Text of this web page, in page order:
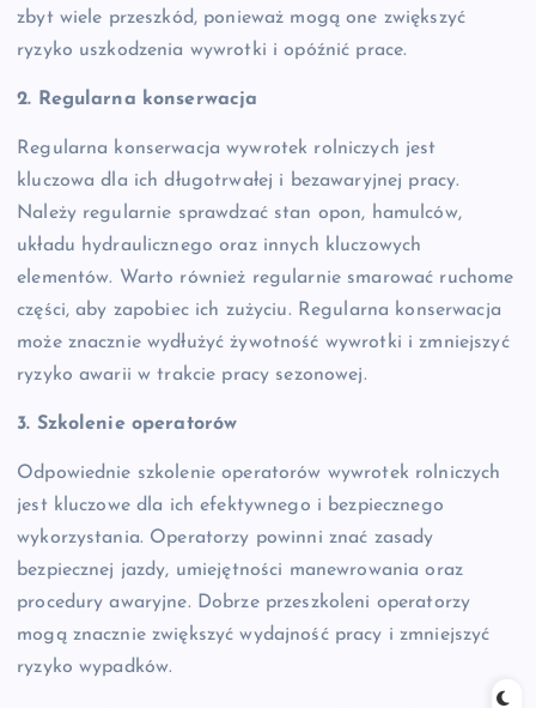
zbyt wiele przeszkód, ponieważ mogą one zwiększyć
ryzyko uszkodzenia wywrotki i opóźnić prace.
2. Regularna konserwacja
Regularna konserwacja wywrotek rolniczych jest
kluczowa dla ich długotrwałej i bezawaryjnej pracy.
Należy regularnie sprawdzać stan opon, hamulców,
układu hydraulicznego oraz innych kluczowych
elementów. Warto również regularnie smarować ruchome
części, aby zapobiec ich zużyciu. Regularna konserwacja
może znacznie wydłużyć żywotność wywrotki i zmniejszyć
ryzyko awarii w trakcie pracy sezonowej.
3. Szkolenie operatorów
Odpowiednie szkolenie operatorów wywrotek rolniczych
jest kluczowe dla ich efektywnego i bezpiecznego
wykorzystania. Operatorzy powinni znać zasady
bezpiecznej jazdy, umiejętności manewrowania oraz
procedury awaryjne. Dobrze przeszkoleni operatorzy
mogą znacznie zwiększyć wydajność pracy i zmniejszyć
ryzyko wypadków.